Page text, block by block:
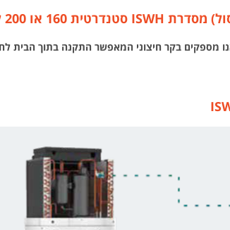
מספקים בקר חיצוני המאפשר התקנה בתוך הבית